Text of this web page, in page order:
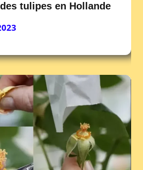
tulipes en Hollande